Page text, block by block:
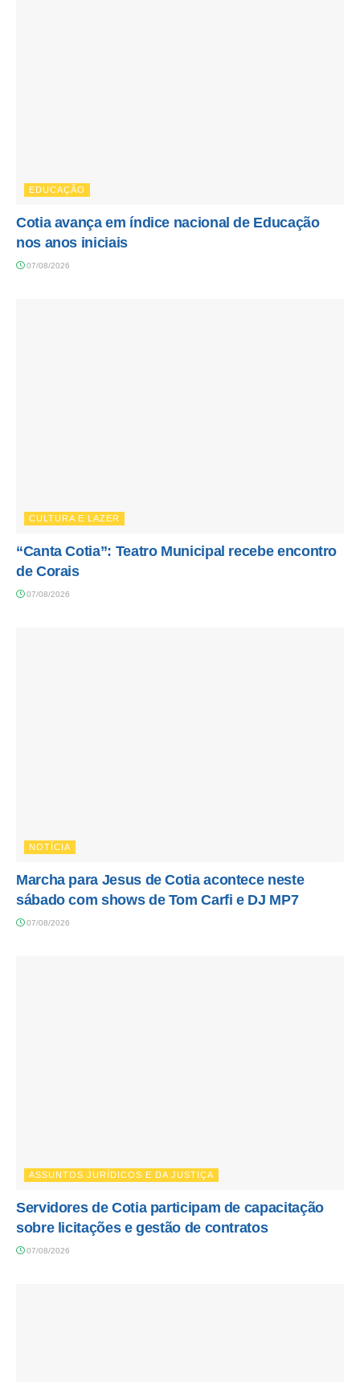
EDUCAÇÃO
Cotia avança em índice nacional de Educação
nos anos iniciais
07/08/2026
CULTURA E LAZER
“Canta Cotia”: Teatro Municipal recebe encontro
de Corais
07/08/2026
NOTÍCIA
Marcha para Jesus de Cotia acontece neste
sábado com shows de Tom Carfi e DJ MP7
07/08/2026
ASSUNTOS JURÍDICOS E DA JUSTIÇA
Servidores de Cotia participam de capacitação
sobre licitações e gestão de contratos
07/08/2026